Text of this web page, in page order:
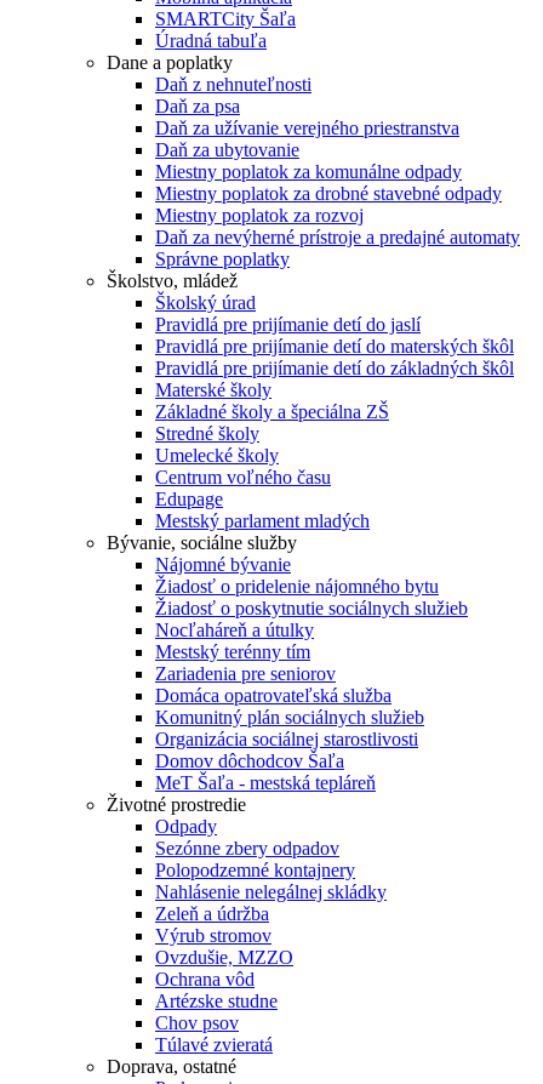
SMARTCity Šaľa
Úradná tabuľa
Dane a poplatky
Daň z nehnuteľnosti
Daň za psa
Daň za užívanie verejného priestranstva
Daň za ubytovanie
Miestny poplatok za komunálne odpady
Miestny poplatok za drobné stavebné odpady
Miestny poplatok za rozvoj
Daň za nevýherné prístroje a predajné automaty
Správne poplatky
Školstvo, mládež
Školský úrad
Pravidlá pre prijímanie detí do jaslí
Pravidlá pre prijímanie detí do materských škôl
Pravidlá pre prijímanie detí do základných škôl
Materské školy
Základné školy a špeciálna ZŠ
Stredné školy
Umelecké školy
Centrum voľného času
Edupage
Mestský parlament mladých
Bývanie, sociálne služby
Nájomné bývanie
Žiadosť o pridelenie nájomného bytu
Žiadosť o poskytnutie sociálnych služieb
Nocľaháreň a útulky
Mestský terénny tím
Zariadenia pre seniorov
Domáca opatrovateľská služba
Komunitný plán sociálnych služieb
Organizácia sociálnej starostlivosti
Domov dôchodcov Šaľa
MeT Šaľa - mestská tepláreň
Životné prostredie
Odpady
Sezónne zbery odpadov
Polopodzemné kontajnery
Nahlásenie nelegálnej skládky
Zeleň a údržba
Výrub stromov
Ovzdušie, MZZO
Ochrana vôd
Artézske studne
Chov psov
Túlavé zvieratá
Doprava, ostatné